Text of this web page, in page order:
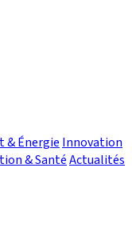
& Énergie Innovation
& SantéActualités